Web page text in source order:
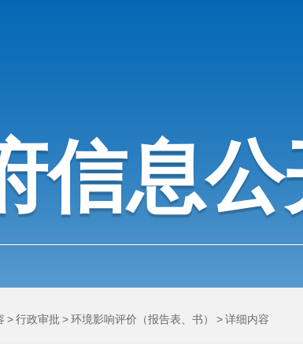
信息公
>行政审批>环境影响评价（报告表、书） >详细内容